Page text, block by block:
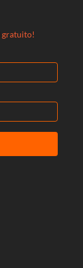
gratuito!